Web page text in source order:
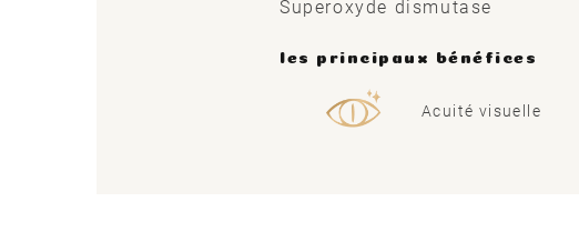
Superoxyde dismutase
les principaux bénéfices
Acuité visuelle